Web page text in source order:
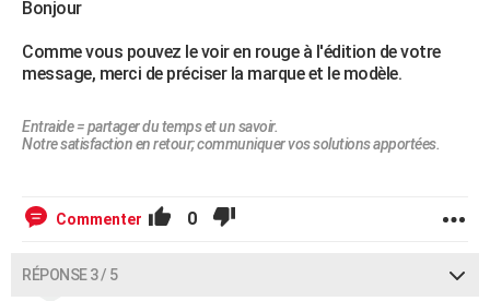
Bonjour
Comme vous pouvez le voir en rouge à l'édition de votre
message, merci de préciser la marque et le modèle.
Entraide = partager du temps et un savoir.
Notre satisfaction en retour; communiquer vos solutions apportées.
Commenter 0
RÉPONSE 3 / 5